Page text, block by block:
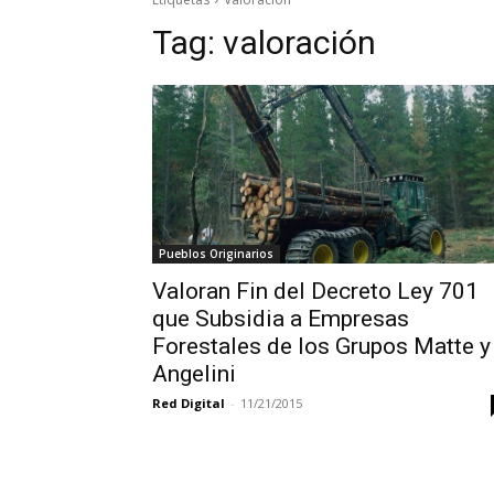
Tag: valoración
Pueblos Originarios
Valoran Fin del Decreto Ley 701
que Subsidia a Empresas
Forestales de los Grupos Matte y
Angelini
Red Digital - 11/21/2015